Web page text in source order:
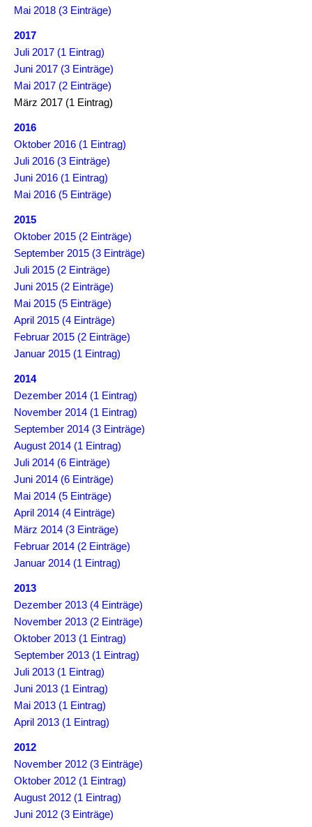
Mai 2018 (3 Einträge)
2017
Juli 2017 (1 Eintrag)
Juni 2017 (3 Einträge)
Mai 2017 (2 Einträge)
März 2017 (1 Eintrag)
2016
Oktober 2016 (1 Eintrag)
Juli 2016 (3 Einträge)
Juni 2016 (1 Eintrag)
Mai 2016 (5 Einträge)
2015
Oktober 2015 (2 Einträge)
September 2015 (3 Einträge)
Juli 2015 (2 Einträge)
Juni 2015 (2 Einträge)
Mai 2015 (5 Einträge)
April 2015 (4 Einträge)
Februar 2015 (2 Einträge)
Januar 2015 (1 Eintrag)
2014
Dezember 2014 (1 Eintrag)
November 2014 (1 Eintrag)
September 2014 (3 Einträge)
August 2014 (1 Eintrag)
Juli 2014 (6 Einträge)
Juni 2014 (6 Einträge)
Mai 2014 (5 Einträge)
April 2014 (4 Einträge)
März 2014 (3 Einträge)
Februar 2014 (2 Einträge)
Januar 2014 (1 Eintrag)
2013
Dezember 2013 (4 Einträge)
November 2013 (2 Einträge)
Oktober 2013 (1 Eintrag)
September 2013 (1 Eintrag)
Juli 2013 (1 Eintrag)
Juni 2013 (1 Eintrag)
Mai 2013 (1 Eintrag)
April 2013 (1 Eintrag)
2012
November 2012 (3 Einträge)
Oktober 2012 (1 Eintrag)
August 2012 (1 Eintrag)
Juni 2012 (3 Einträge)